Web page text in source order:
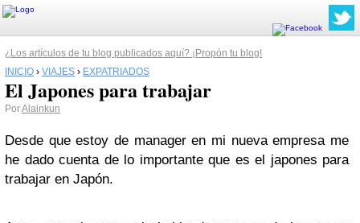
¿Los artículos de tu blog publicados aquí? ¡Propón tu blog!
INICIO › VIAJES › EXPATRIADOS
El Japones para trabajar
PorAlainkun
Desde que estoy de manager en mi nueva empresa me
he dado cuenta de lo importante que es el japones para
trabajar en Japón.